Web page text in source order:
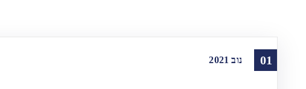
01 נוב 2021